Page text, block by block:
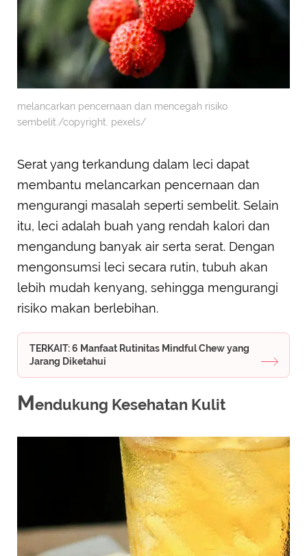
melancarkan pencernaan dan mencegah risiko
sembelit./copyright. pexels/
Serat yang terkandung dalam leci dapat
membantu melancarkan pencernaan dan
mengurangi masalah seperti sembelit. Selain
itu, leci adalah buah yang rendah kalori dan
mengandung banyak air serta serat. Dengan
mengonsumsi leci secara rutin, tubuh akan
lebih mudah kenyang, sehingga mengurangi
risiko makan berlebihan.
TERKAIT: 6 Manfaat Rutinitas Mindful Chew yang
Jarang Diketahui
Mendukung Kesehatan Kulit